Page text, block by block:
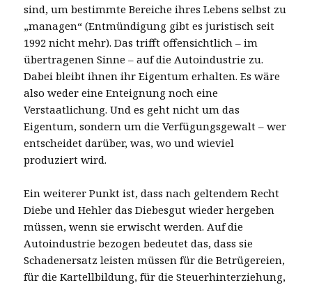
sind, um bestimmte Bereiche ihres Lebens selbst zu
„managen“ (Entmündigung gibt es juristisch seit
1992 nicht mehr). Das trifft offensichtlich – im
übertragenen Sinne – auf die Autoindustrie zu.
Dabei bleibt ihnen ihr Eigentum erhalten. Es wäre
also weder eine Enteignung noch eine
Verstaatlichung. Und es geht nicht um das
Eigentum, sondern um die Verfügungsgewalt – wer
entscheidet darüber, was, wo und wieviel
produziert wird.
Ein weiterer Punkt ist, dass nach geltendem Recht
Diebe und Hehler das Diebesgut wieder hergeben
müssen, wenn sie erwischt werden. Auf die
Autoindustrie bezogen bedeutet das, dass sie
Schadenersatz leisten müssen für die Betrügereien,
für die Kartellbildung, für die Steuerhinterziehung,